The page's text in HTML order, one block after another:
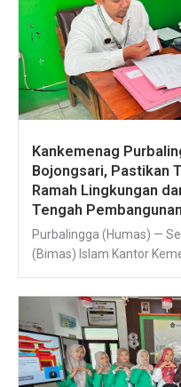
Kankemenag
Bojongsari, Pastikan
Ramah Lingkungan
Tengah
Purbalingga (Humas) —
(Bimas) Islam Kantor